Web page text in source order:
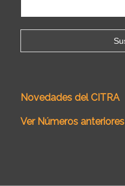
Novedades del CITRA
Ver Números anteriores